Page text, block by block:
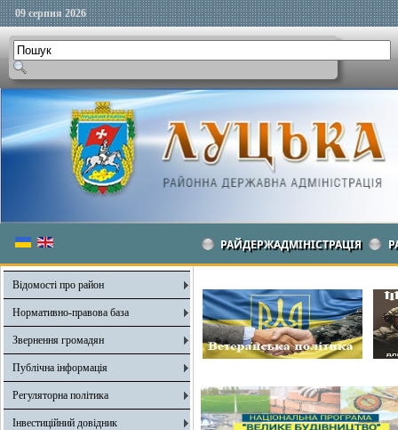
09 серпня 2026
РАЙДЕРЖАДМІНІСТРАЦІЯ
Відомості про район
Нормативно-правова база
Звернення громадян
Публічна інформація
Регуляторна політика
Інвестиційний довідник